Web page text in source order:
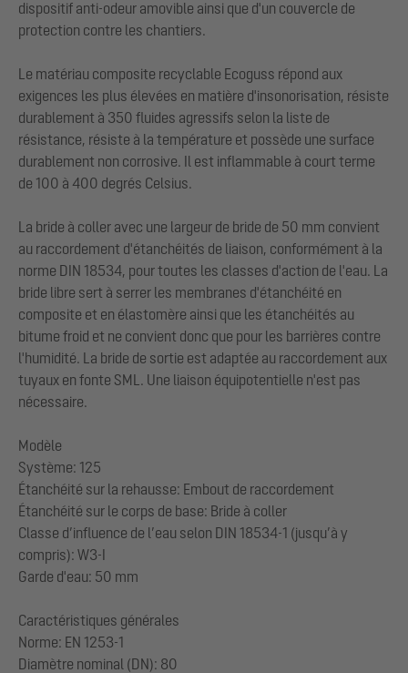
dispositif anti-odeur amovible ainsi que d'un couvercle de
protection contre les chantiers.
Le matériau composite recyclable Ecoguss répond aux
exigences les plus élevées en matière d'insonorisation, résiste
durablement à 350 fluides agressifs selon la liste de
résistance, résiste à la température et possède une surface
durablement non corrosive. Il est inflammable à court terme
de 100 à 400 degrés Celsius.
La bride à coller avec une largeur de bride de 50 mm convient
au raccordement d'étanchéités de liaison, conformément à la
norme DIN 18534, pour toutes les classes d'action de l'eau. La
bride libre sert à serrer les membranes d'étanchéité en
composite et en élastomère ainsi que les étanchéités au
bitume froid et ne convient donc que pour les barrières contre
l'humidité. La bride de sortie est adaptée au raccordement aux
tuyaux en fonte SML. Une liaison équipotentielle n'est pas
nécessaire.
Modèle
Système: 125
Étanchéité sur la rehausse: Embout de raccordement
Étanchéité sur le corps de base: Bride à coller
Classe d’influence de l’eau selon DIN 18534-1 (jusqu’à y
compris): W3-I
Garde d'eau: 50 mm
Caractéristiques générales
Norme: EN 1253-1
Diamètre nominal (DN): 80